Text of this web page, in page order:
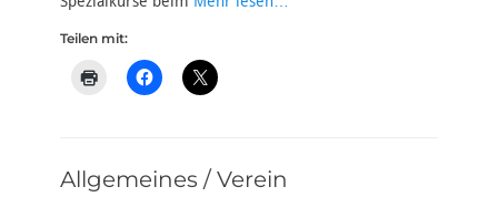
Teilen mit:
Allgemeines / Verein